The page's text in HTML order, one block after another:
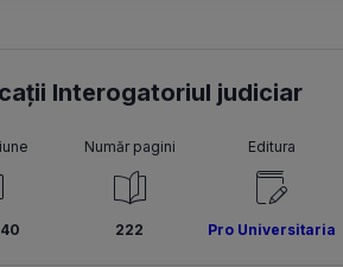
Interogatoriul judiciar
Număr pagini
222
Editura
Pro Universitaria